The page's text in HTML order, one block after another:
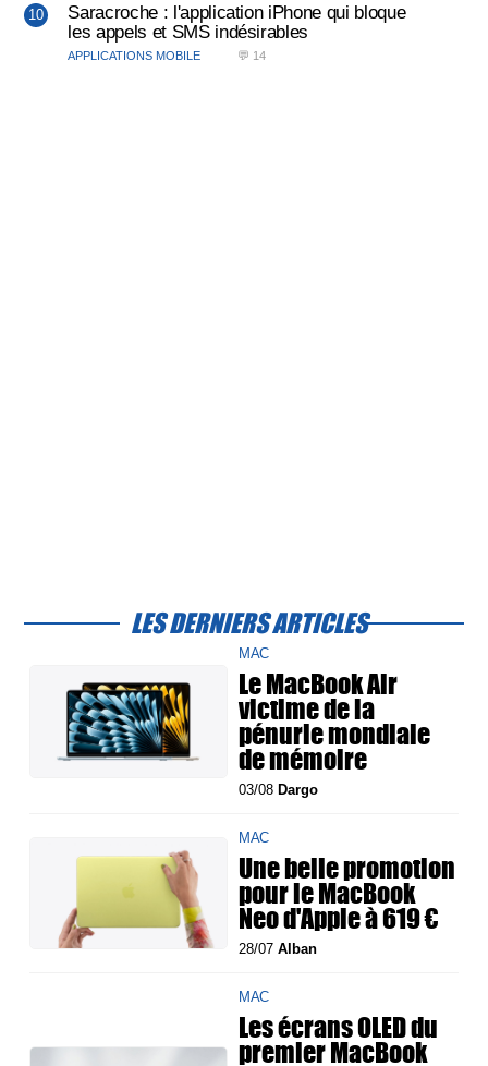
Saracroche : l'application iPhone qui bloque
les appels et SMS indésirables
APPLICATIONS MOBILE 💬 14
LES DERNIERS ARTICLES
MAC
Le MacBook Air
victime de la
pénurie mondiale
de mémoire
03/08 Dargo
MAC
Une belle promotion
pour le MacBook
Neo d'Apple à 619 €
28/07Alban
MAC
Les écrans OLED du
premier MacBook